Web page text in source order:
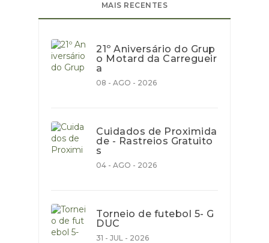
MAIS RECENTES
21º Aniversário do Grup
o Motard da Carregueir
a
08 - AGO - 2026
Cuidados de Proximida
de - Rastreios Gratuito
s
04 - AGO - 2026
Torneio de futebol 5- G
DUC
31 - JUL - 2026